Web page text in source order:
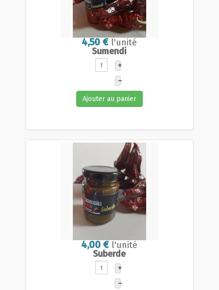
4,50 € l'unité
Sumendi
+
–
Ajouter au panier
4,00 € l'unité
Suberde
+
–